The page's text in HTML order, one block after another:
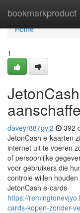
bookmarkproduct
Home
Home
1
daveyr887gvj2 392
JetonCash e-kaarten
internet uit te voeren
of persoonlijke
voor gebruikers die
controle willen
JetonCash e-cards
https://
cards-kopen-zonder-